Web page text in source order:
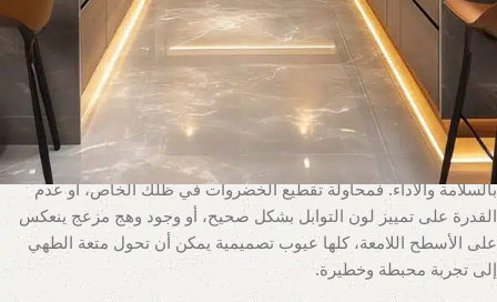
الفضاء بشكل كبير. إنه لم يعد مجرد ورشة عمل، بل أصبح جزءاً لا يتجزأ
من ديكور المنزل العام وواجهة تعكس ذوق أصحابه. هذا الدور المزدوج –
كمساحة عمل تتطلب أقصى درجات الدقة، وكمركز اجتماعي يتطلب
الدفء والجمال – يضع على عاتق الإضاءة مهمة حاسمة ومعقدة.
إن “فن إضاءة المطابخ” هو علم الدقة قبل أن يكون فن الجمال. الإضاءة
السيئة في المطبخ ليست مجرد مشكلة جمالية؛ إنها مشكلة تتعلق
بالسلامة والأداء. فمحاولة تقطيع الخضروات في ظلك الخاص، أو عدم
القدرة على تمييز لون التوابل بشكل صحيح، أو وجود وهج مزعج ينعكس
على الأسطح اللامعة، كلها عيوب تصميمية يمكن أن تحول متعة الطهي
إلى تجربة محبطة وخطيرة.